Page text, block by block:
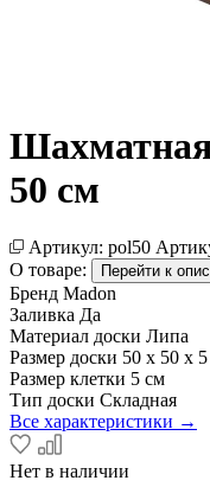
Шахматная
50 см
Артикул: pol50
О товаре:
Перейти к
Бренд Madon
Заливка Да
Материал доски Липа
Размер доски 50 х 50 х
Размер клетки 5 см
Тип доски Складная
Все характеристики →
Нет в наличии